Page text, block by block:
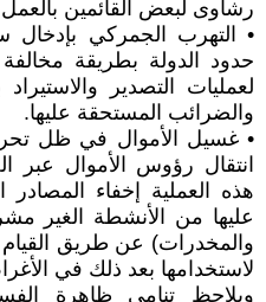
رشاوى لبعض القائمين بالعمل
• التهرب الجمركي بإدخال
حدود الدولة بطريقة مخالفة
لعمليات التصدير
والضرائب المستحقة عليها.
• غسيل الأموال في ظل
انتقال رؤوس الأموال عبر
هذه العملية إخفاء المصادر
عليها من الأنشطة الغير
والمخدرات) عن طريق القيام
لاستخدامها بعد ذلك في
ويلاحظ تنامي ظاهرة